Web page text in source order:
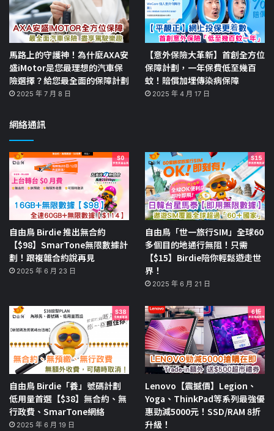
馬路上的守護神！為什麼AXA安
盛iMotor是您最理想的汽車保
險選擇？給您最全面的保障計劃
2025 年 7 月 8 日
【意外保險大革新】首創全方位
保障計劃，一年保費低至幾百
蚊！賠償加埋傳染病保障
2025 年 4 月 17 日
網絡通訊
自由鳥 Birdie 推出無合約
【$98】SmarTone無限數據計
劃！跟複雜合約說再見
2025 年 6 月 23 日
自由鳥「世一旅行SIM」全球60
多個目的地通行無阻！只需
【$15】Birdie陪你輕鬆遊走世
界！
2025 年 6 月 21 日
自由鳥 Birdie「養」號碼計劃
低用量首選【$38】無合約、無
行政費、SmarTone網絡
2025 年 6 月 19 日
Lenovo【震撼價】Legion、
Yoga、ThinkPad等系列最強優
惠勁減5000元！SSD/RAM 8折
升級！